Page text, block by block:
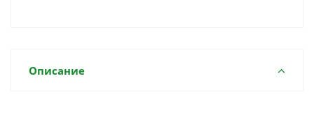
Описание